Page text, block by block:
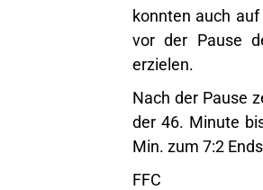
konnten auch
vor der Pause
erzielen.
Nach der Pause
der 46. Minute
Min. zum 7:2
FFC